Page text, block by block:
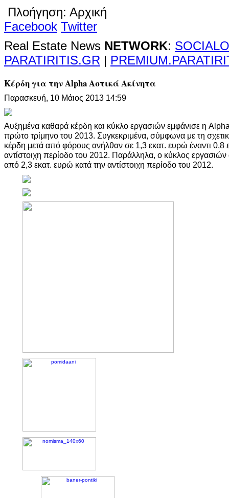
Πλοήγηση: Αρχική
Facebook Twitter
Real Estate News NETWORK:
PARATIRITIS.GR |
Κέρδη για την Alpha Αστικά Ακίνητα
Παρασκευή, 10 Μάιος 2013 14:59
Αυξημένα καθαρά κέρδη και κύκλο εργασιών εμφάνισε η
πρώτο τρίμηνο του 2013. Συγκεκριμένα, σύμφωνα με τη
κέρδη μετά από φόρους ανήλθαν σε 1,3 εκατ. ευρώ έναντι 0,8
αντίστοιχη περίοδο του 2012. Παράλληλα, ο κύκλος
από 2,3 εκατ. ευρώ κατά την αντίστοιχη περίοδο του 2012.